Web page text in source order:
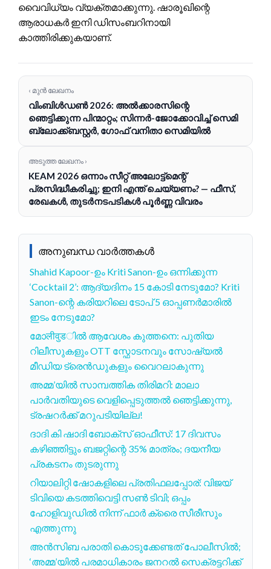
വൈവിധ്യം വ്യക്തമാക്കുന്നു. ഷാരൂഖിന്റെ
ആരാധകർ ഇനി ഡിസംബറിനായി
കാത്തിരിക്കുകയാണ്.
‹ മുൻ ലേഖനം
വിംബിൾഡൺ 2026: അൽക്കാരസിന്റെ
ഞെട്ടിക്കുന്ന പിന്മാറ്റം; സിന്നർ-ജോക്കോവിച്ച് സെമി
ബ്ലോക്ക്ബസ്റ്റർ, ഗോഫ് വനിതാ സെമിയിൽ
അടുത്ത ലേഖനം ›
KEAM 2026 ഒന്നാം സീറ്റ് അലോട്ട്‌മെന്റ്
പ്രസിദ്ധീകരിച്ചു; ഇനി എന്ത് ചെയ്യണം? — ഫീസ്,
രേഖകൾ, തുടർനടപടികൾ പൂർണ്ണ വിവരം
അനുബന്ധ വാർത്തകൾ
Shahid Kapoor-ഉം Kriti Sanon-ഉം ഒന്നിക്കുന്ന
‘Cocktail 2’: ആദ്യദിനം 15 കോടി നേടുമോ? Kriti
Sanon-ന്റെ കരിയറിലെ ടോപ് 5 ഓപ്പണർമാരിൽ
ഇടം നേടുമോ?
മോलीवुडിൽ ആവേശം കുത്തനെ: പുതിയ
റിലീസുകളും OTT സ്ഫോടനവും സോഷ്യൽ
മീഡിയ ട്രെൻഡുകളും വൈറലാകുന്നു
അമ്മ’യിൽ സാമ്പത്തിക തിരിമറി: മാലാ
പാർവതിയുടെ വെളിപ്പെടുത്തൽ ഞെട്ടിക്കുന്നു,
ട്രഷറർക്ക് മറുപടിയില്ല!
ദാദി കി ഷാദി ബോക്‌സ് ഓഫീസ്: 17 ദിവസം
കഴിഞ്ഞിട്ടും ബജറ്റിന്റെ 35% മാത്രം; ദയനീയ
പ്രകടനം തുടരുന്നു
റിയാലിറ്റി ഷോകളിലെ പ്രതിഫലപ്പോര്: വിജയ്
ടിവിയെ കടത്തിവെട്ടി സൺ ടിവി; ഒപ്പം
ഹോളിവുഡിൽ നിന്ന് ഫാർ ക്രൈ സീരീസും
എത്തുന്നു
അൻസിബ പരാതി കൊടുക്കേണ്ടത് പോലീസിൽ;
‘അമ്മ’യിൽ പരമാധികാരം ജനറൽ സെക്രട്ടറിക്ക്